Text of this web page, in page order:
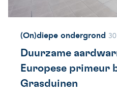
(On)diepe ondergrond
Duurzame
Europese primeur
Grasduinen